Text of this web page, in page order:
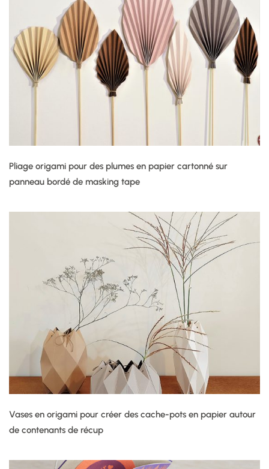
Pliage origami pour des plumes en papier cartonné sur
panneau bordé de masking tape
Vases en origami pour créer des cache-pots en papier autour
de contenants de récup